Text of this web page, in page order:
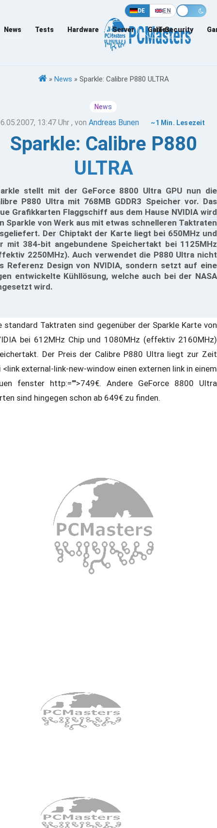
DE EN
News Tests Hardware Server Games
IT-Security
» News » Sparkle: Calibre P880 ULTRA
News
13:47 Uhr , vonAndreas Bunen ~1 Min. Lesezeit
Sparkle: Calibre P880
ULTRA
stellt mit der GeForce 8800 Ultra GPU nun die
P880 Ultra mit 768MB GDDR3 Speicher vor. Das
Grafikkarten Flaggschiff aus dem Hause NVIDIA wird
Sparkle von Werk aus mit etwas schnelleren Taktraten
Der Chiptakt der Karte liegt bei 650MHz und
mit 384-bit angebundene Speichertakt bei 1125MHz
2250MHz). Auch verwendet die P880 Ultra nicht
Referenz Design von NVIDIA, sondern setzt auf eine
entwickelte Kühllösung, welche auch bei der NASA
wird.
standard Taktraten sind gegenüber der Sparkle Karte von
bei 612MHz Chip und 1080MHz (effektiv 2160MHz)
Der Preis der Calibre P880 Ultra liegt zur Zeit
<link external-link-new-window einen externen link in einem
fenster http:="">749€. Andere GeForce 8800 Ultra
sind hingegen schon ab 649€ zu finden.